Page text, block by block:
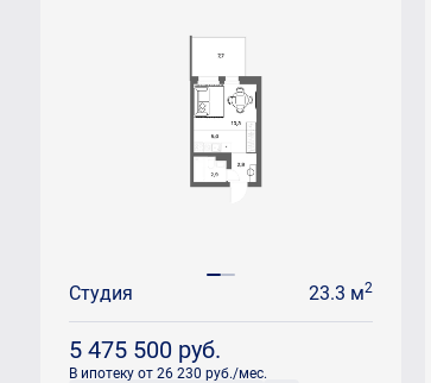
Студия 23.3 м2
5 475 500 руб.
В ипотеку от 26 230 руб./мес.